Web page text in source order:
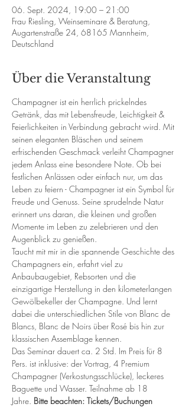
06. Sept. 2024, 19:00 – 21:00
Frau Riesling, Weinseminare & Beratung,
Augartenstraße 24, 68165 Mannheim,
Deutschland
Über die Veranstaltung
Champagner ist ein herrlich prickelndes
Getränk, das mit Lebensfreude, Leichtigkeit &
Feierlichkeiten in Verbindung gebracht wird. Mit
seinen eleganten Bläschen und seinem
erfrischenden Geschmack verleiht Champagner
jedem Anlass eine besondere Note. Ob bei
festlichen Anlässen oder einfach nur, um das
Leben zu feiern - Champagner ist ein Symbol für
Freude und Genuss. Seine sprudelnde Natur
erinnert uns daran, die kleinen und großen
Momente im Leben zu zelebrieren und den
Augenblick zu genießen.
Taucht mit mir in die spannende Geschichte des
Champagners ein, erfahrt viel zu
Anbaubaugebiet, Rebsorten und die
einzigartige Herstellung in den kilometerlangen
Gewölbekeller der Champagne. Und lernt
dabei die unterschiedlichen Stile von Blanc de
Blancs, Blanc de Noirs über Rosé bis hin zur
klassischen Assemblage kennen.
Das Seminar dauert ca. 2 Std. Im Preis für 8
Pers. ist inklusive: der Vortrag, 4 Premium
Champagner (Verkostungsschlücke), leckeres
Baguette und Wasser. Teilnahme ab 18
Jahre. Bitte beachten: Tickets/Buchungen